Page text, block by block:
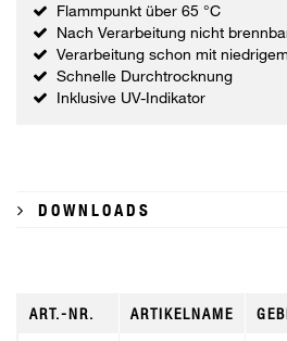
Flammpunkt über 65 °C
Nach Verarbeitung nicht
Verarbeitung schon mit
Schnelle Durchtrocknung
Inklusive UV-Indikator
DOWNLOADS
ART.-NR. ARTIKELNAME